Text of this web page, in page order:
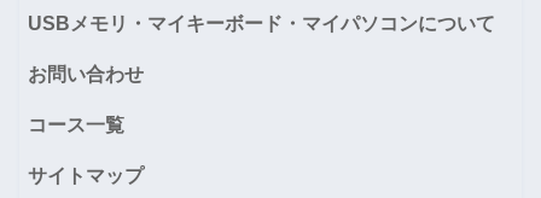
USBメモリ・マイキーボード・マイパソコンについて
お問い合わせ
コース一覧
サイトマップ